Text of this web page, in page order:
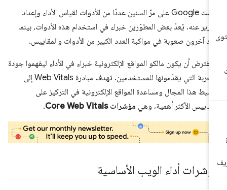
قدّمت Google على مرّ السنين عددًا من الأدوات لقياس الأداء وإعداد
عنه. يُعدّ بعض المطوّرين خبراء في استخدام هذه الأدوات، بينما
آخرون صعوبة في مواكبة العدد الكبير من الأدوات والمقاييس.
يُفترض أن يكون مالكو المواقع الإلكترونية خبراء في الأداء ليفهموا جودة
التجربة التي يقدّمونها للمستخدمين. تهدف مبادرة Web Vitals إلى
هذا المجال ومساعدة المواقع الإلكترونية في التركيز على
الأكثر أهمية، وهيمؤشرات Core Web Vitals .
أداء الويب الأساسية